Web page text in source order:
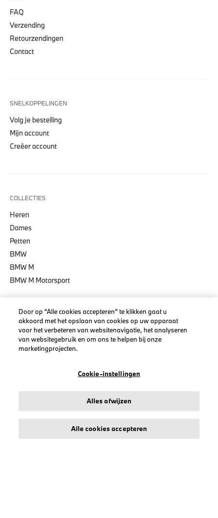
FAQ
Verzending
Retourzendingen
Contact
SNELKOPPELINGEN
Volg je bestelling
Mijn account
Creëer account
COLLECTIES
Heren
Dames
Petten
BMW
BMW M
BMW M Motorsport
LEGAL
Over stichd
Door op “Alle cookies accepteren” te klikken gaat u
akkoord met het opslaan van cookies op uw apparaat
voor het verbeteren van websitenavigatie, het analyseren
van websitegebruik en om ons te helpen bij onze
marketingprojecten.
Cookie-instellingen
Alles afwijzen
Alle cookies accepteren